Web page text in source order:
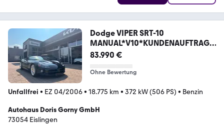
Dodge VIPER SRT-10
MANUAL*V10*KUNDENAUFTRAG*
UNFALLFREI
83.990 €
Ohne Bewertung
Unfallfrei • EZ 04/2006• 18.775 km • 372 kW (506 PS) • Benzin
Autohaus Doris Gorny GmbH
73054 Eislingen